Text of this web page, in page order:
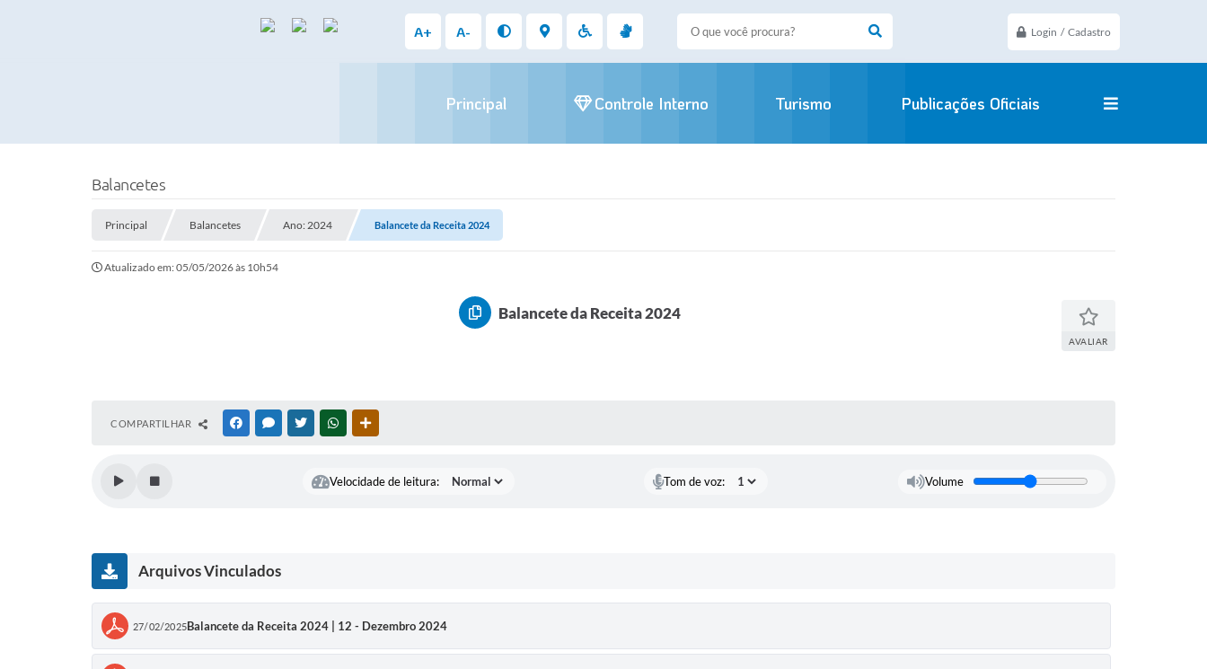
Login / Cadastro
A+ A-
Principal Controle Interno Turismo Publicações Oficiais
Balancetes
Principal Balancetes Ano: 2024 Balancete da Receita 2024
Atualizado em: 05/05/2026 às 10h54
Balancete da Receita 2024
AVALIAR
COMPARTILHAR FACEBOOKMESSENGER
TWITTERWHATSAPP
Velocidade de leitura: Tom de voz: Volume
Arquivos Vinculados
27/02/2025Balancete da Receita 2024 | 12 - Dezembro 2024